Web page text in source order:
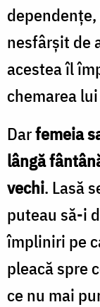
nesfârșit de
acestea îl
chemarea
Darfemeia
lângă
vechi. Lasă
puteau să-i
împliniri pe
pleacă spre
ce nu mai